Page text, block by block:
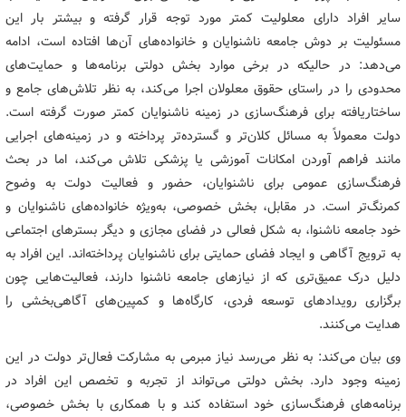
سایر افراد دارای معلولیت کمتر مورد توجه قرار گرفته و بیشتر بار این
مسئولیت بر دوش جامعه ناشنوایان و خانواده‌های آن‌ها افتاده است، ادامه
می‌دهد: در حالیکه در برخی موارد بخش دولتی برنامه‌ها و حمایت‌های
محدودی را در راستای حقوق معلولان اجرا می‌کند، به نظر تلاش‌های جامع و
ساختاریافته برای فرهنگ‌سازی در زمینه ناشنوایان کمتر صورت گرفته است.
دولت معمولاً به مسائل کلان‌تر و گسترده‌تر پرداخته و در زمینه‌های اجرایی
مانند فراهم آوردن امکانات آموزشی یا پزشکی تلاش می‌کند، اما در بحث
فرهنگ‌سازی عمومی برای ناشنوایان، حضور و فعالیت دولت به وضوح
کمرنگ‌تر است. در مقابل، بخش خصوصی، به‌ویژه خانواده‌های ناشنوایان و
خود جامعه ناشنوا، به شکل فعالی در فضای مجازی و دیگر بسترهای اجتماعی
به ترویج آگاهی و ایجاد فضای حمایتی برای ناشنوایان پرداخته‌اند. این افراد به
دلیل درک عمیق‌تری که از نیازهای جامعه ناشنوا دارند، فعالیت‌هایی چون
برگزاری رویدادهای توسعه فردی، کارگاه‌ها و کمپین‌های آگاهی‌بخشی را
هدایت می‌کنند.
وی بیان می‌کند: به نظر می‌رسد نیاز مبرمی به مشارکت فعال‌تر دولت در این
زمینه وجود دارد. بخش دولتی می‌تواند از تجربه و تخصص این افراد در
برنامه‌های فرهنگ‌سازی خود استفاده کند و با همکاری با بخش خصوصی،